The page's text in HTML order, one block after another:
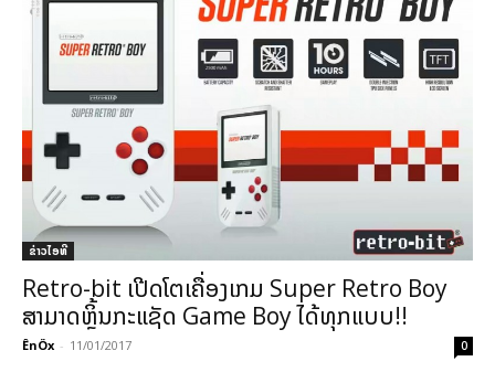
ຂ່າວ​ໄອ​ທີ
Retro-bit ເປີດໂຕເຄື່ອງເກມ Super Retro Boy
ສາມາດຫຼິ້ນກະແຊັດ Game Boy ໄດ້ທຸກແບບ!!
ÊnÖx - 11/01/2017 0